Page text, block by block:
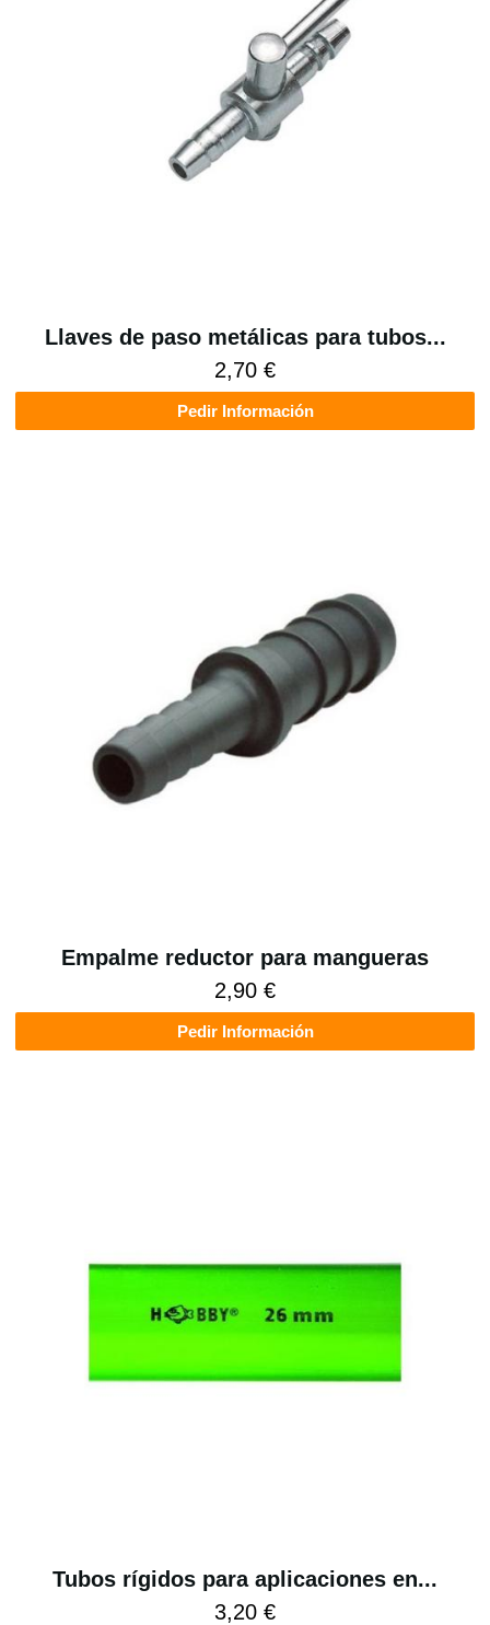
Llaves de paso metálicas para tubos...
2,70 €
Pedir Información
Empalme reductor para mangueras
2,90 €
Pedir Información
Tubos rígidos para aplicaciones en...
3,20 €